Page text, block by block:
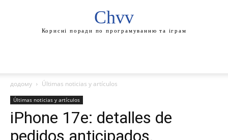
Chvv
Корисні поради по програмуванню та іграм
додому Últimas noticias y artículos
Últimas noticias y artículos
iPhone 17e: detalles de
pedidos anticipados,